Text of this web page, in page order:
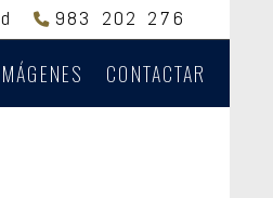
983 202 276
CONTACTAR